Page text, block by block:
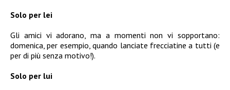
Solo per lei
Gli amici vi adorano, ma a momenti non vi sopportano:
domenica, per esempio, quando lanciate frecciatine a tutti (e
per di più senza motivo!).
Solo per lui